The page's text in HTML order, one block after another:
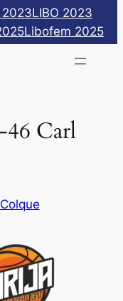
LIBO 2023
Libofem 2025
46 Carl